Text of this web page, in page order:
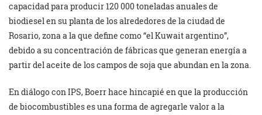
capacidad para producir 120 000 toneladas anuales de
biodiesel en su planta de los alrededores de la ciudad de
Rosario, zona a la que define como “el Kuwait argentino”,
debido a su concentración de fábricas que generan energía a
partir del aceite de los campos de soja que abundan en la zona.
En diálogo con IPS, Boerr hace hincapié en que la producción
de biocombustibles es una forma de agregarle valor a la